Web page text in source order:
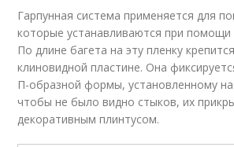
Гарпунная система применяется для
которые устанавливаются при помощи
По длине багета на эту пленку
клиновидной пластине. Она
П-образной формы, установленному
чтобы не было видно стыков, их
декоративным плинтусом.